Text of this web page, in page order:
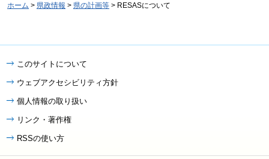
ホーム > 県政情報 > 県の計画等 > RESASについて
このサイトについて
ウェブアクセシビリティ方針
個人情報の取り扱い
リンク・著作権
RSSの使い方